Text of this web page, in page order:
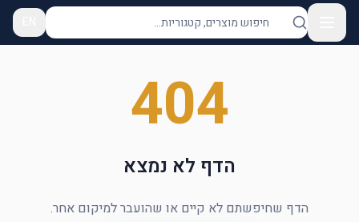
404
הדף לא נמצא
הדף שחיפשתם לא קיים או שהועבר למיקום אחר.